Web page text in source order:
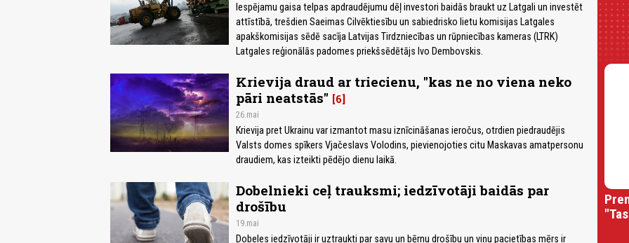
Iespējamu gaisa telpas apdraudējumu dēļ investori baidās braukt uz Latgali un investēt
attīstībā, trešdien Saeimas Cilvēktiesību un sabiedrisko lietu komisijas Latgales
apakškomisijas sēdē sacīja Latvijas Tirdzniecības un rūpniecības kameras (LTRK)
Latgales reģionālās padomes priekšsēdētājs Ivo Dembovskis.
Krievija draud ar triecienu, "kas ne no viena neko
pāri neatstās" 6
26.mai
Krievija pret Ukrainu var izmantot masu iznīcināšanas ieročus, otrdien piedraudējis
Valsts domes spīkers Vjačeslavs Volodins, pievienojoties citu Maskavas amatpersonu
draudiem, kas izteikti pēdējo dienu laikā.
Dobelnieki ceļ trauksmi; iedzīvotāji baidās par
drošību
19.mai
Dobeles iedzīvotāji ir uztraukti par savu un bērnu drošību un viņu pacietības mērs ir